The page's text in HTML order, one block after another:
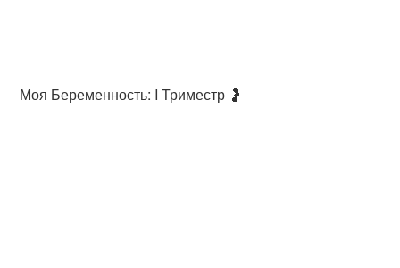
Моя Беременность: I Триместр 🤰